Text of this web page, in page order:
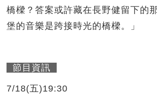
橋樑？答案或許藏在長野健留下的
堡的音樂是跨接時光的橋樑。」
節目資訊
7/18(五)19:30